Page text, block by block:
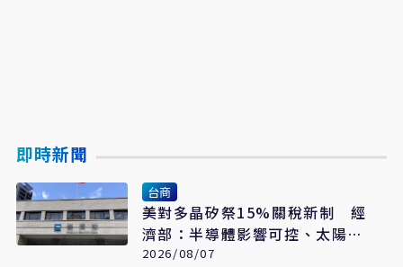
即時新聞
台商
美對多晶矽祭15%關稅新制 經
濟部：半導體影響可控、太陽能
產業衝擊有限
2026/08/07